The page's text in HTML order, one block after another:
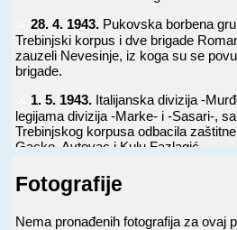
28. 4. 1943. Pukovska borbena
Trebinjski korpus i dve brigade
zauzeli Nevesinje, iz koga su se
brigade.
1. 5. 1943. Italijanska divizija -
legijama divizija -Marke- i -Sasari-,
Trebinjskog korpusa odbacila
Gacko, Avtovac i Kulu Fazlagić.
⚔️
2. 8. 1943.
Kod s. Ivice (blizu
delove Ljubinjske brigade četničkog
⚔️ 9. 8. 1943. U Ljubinju 10.
Fotografije
Nema pronađenih fotografija za ovaj